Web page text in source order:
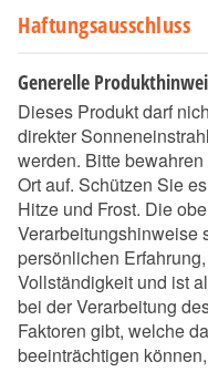
Haftungsausschluss
Generelle
Dieses Produkt darf
direkter
werden. Bitte
Ort auf. Schützen Sie
Hitze und Frost. Die
Verarbeitungshinweise
persönlichen
Vollständigkeit und ist
bei der Verarbeitung
Faktoren gibt, welche
beeinträchtigen